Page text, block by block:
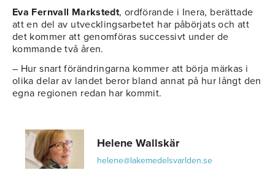
Eva Fernvall Markstedt, ordförande i Inera, berättade
att en del av utvecklingsarbetet har påbörjats och att
det kommer att genomföras successivt under de
kommande två åren.
– Hur snart förändringarna kommer att börja märkas i
olika delar av landet beror bland annat på hur långt den
egna regionen redan har kommit.
Helene Wallskär
helene@lakemedelsvarlden.se